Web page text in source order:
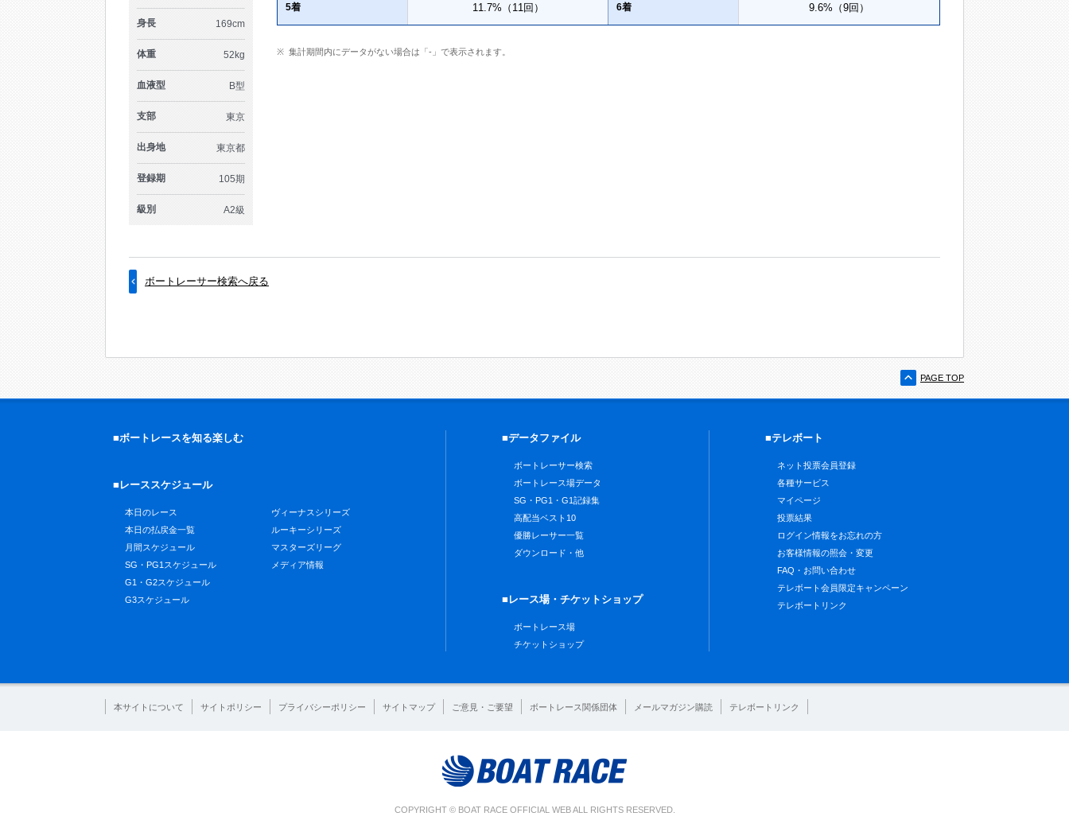
身長 169cm
体重 52kg
血液型 B型
支部 東京
出身地 東京都
登録期 105期
級別 A2級
5着 11.7%（11回） 6着 9.6%（9回）
集計期間内にデータがない場合は「-」で表示されます。
ボートレーサー検索へ戻る
PAGE TOP
■ボートレースを知る楽しむ
■レーススケジュール
本日のレース
本日の払戻金一覧
月間スケジュール
SG・PG1スケジュール
G1・G2スケジュール
G3スケジュール
ヴィーナスシリーズ
ルーキーシリーズ
マスターズリーグ
メディア情報
■データファイル
ボートレーサー検索
ボートレース場データ
SG・PG1・G1記録集
高配当ベスト10
優勝レーサー一覧
ダウンロード・他
■レース場・チケットショップ
ボートレース場
チケットショップ
■テレボート
ネット投票会員登録
各種サービス
マイページ
投票結果
ログイン情報をお忘れの方
お客様情報の照会・変更
FAQ・お問い合わせ
テレボート会員限定キャンペーン
テレボートリンク
本サイトについて サイトポリシー プライバシーポリシー サイトマップ ご意見・ご要望 ボートレース関係団体 メールマガジン購読 テレボートリンク
COPYRIGHT © BOAT RACE OFFICIAL WEB ALL RIGHTS RESERVED.